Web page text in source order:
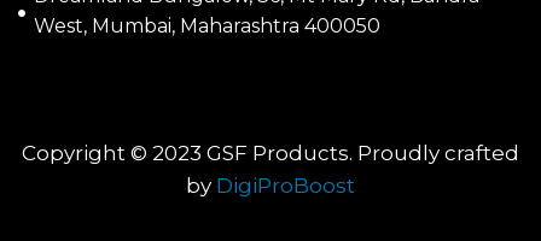
West, Mumbai, Maharashtra 400050
Copyright © 2023 GSF Products. Proudly crafted
by DigiProBoost